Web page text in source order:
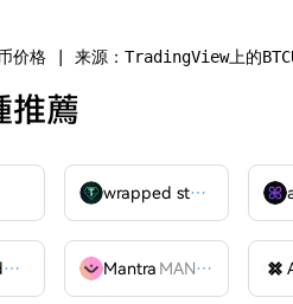
价格 | 来源：TradingView上的
推薦
wrapped stUSDT
Compound
COMP Mantra MANTRA